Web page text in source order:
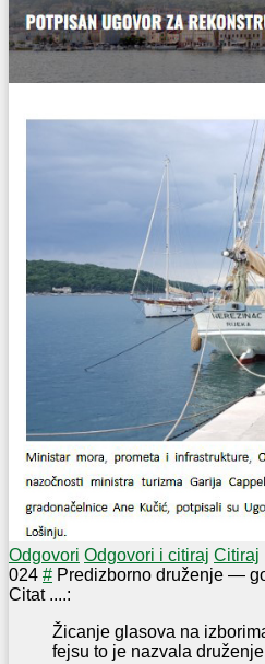
Odgovori Odgovori i citiraj Citiraj
024 # Predizborno druženje —
Citat ....:
Žicanje glasova na
fejsu to je nazvala